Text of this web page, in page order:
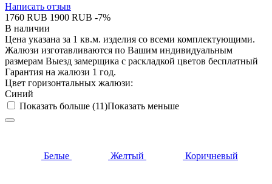
Написать отзыв
‍1760‍ RUB ‍1900‍ RUB -7%
В наличии
Цена указана за 1 кв.м. изделия со всеми комплектующими.
Жалюзи изготавливаются по Вашим индивидуальным
размерам Выезд замерщика с раскладкой цветов бесплатный
Гарантия на жалюзи 1 год.
Цвет горизонтальных жалюзи:
Синий
Показать больше (11)Показать меньше
Белые Желтый Коричневый